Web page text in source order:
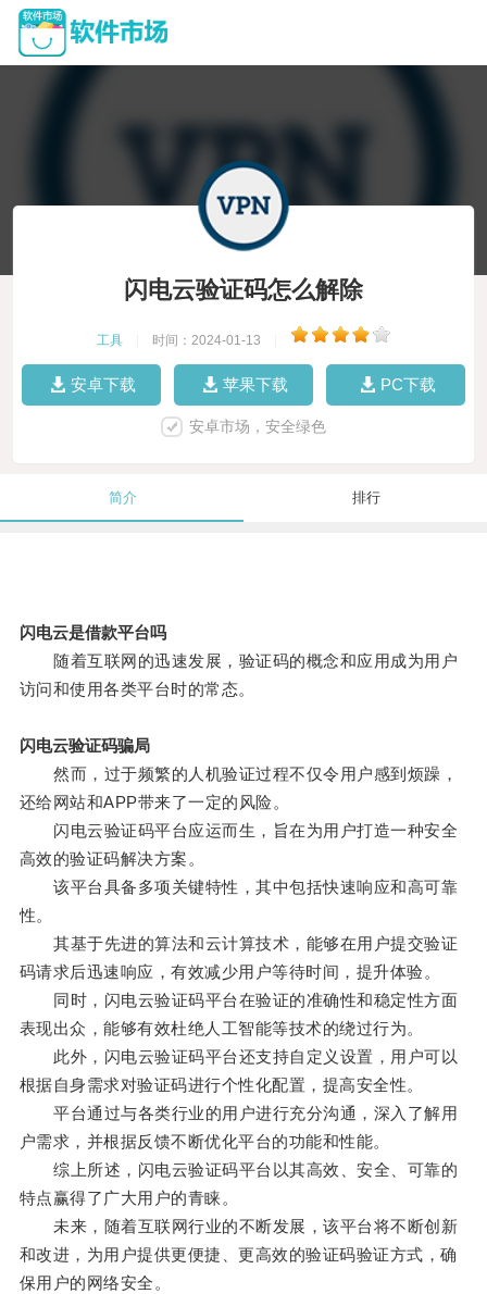
闪电云验证码怎么解除
工具 时间：2024-01-13
安卓下载 苹果下载 PC下载
安卓市场，安全绿色
简介 排行
闪电云是借款平台吗
随着互联网的迅速发展，验证码的概念和应用成为用户
访问和使用各类平台时的常态。
闪电云验证码骗局
然而，过于频繁的人机验证过程不仅令用户感到烦躁，
还给网站和APP带来了一定的风险。
闪电云验证码平台应运而生，旨在为用户打造一种安全
高效的验证码解决方案。
该平台具备多项关键特性，其中包括快速响应和高可靠
性。
其基于先进的算法和云计算技术，能够在用户提交验证
码请求后迅速响应，有效减少用户等待时间，提升体验。
同时，闪电云验证码平台在验证的准确性和稳定性方面
表现出众，能够有效杜绝人工智能等技术的绕过行为。
此外，闪电云验证码平台还支持自定义设置，用户可以
根据自身需求对验证码进行个性化配置，提高安全性。
平台通过与各类行业的用户进行充分沟通，深入了解用
户需求，并根据反馈不断优化平台的功能和性能。
综上所述，闪电云验证码平台以其高效、安全、可靠的
特点赢得了广大用户的青睐。
未来，随着互联网行业的不断发展，该平台将不断创新
和改进，为用户提供更便捷、更高效的验证码验证方式，确
保用户的网络安全。